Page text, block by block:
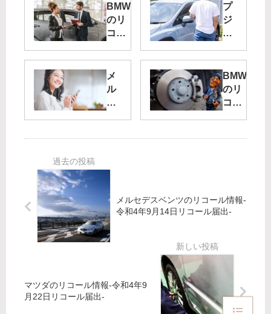
BMW
のリ
コー
報-令
和3
年1
ル届
プ
ジ
ョ
の
リ
コ
ー
ル
報-
2
月
ル
メ
ル
セ
ベ
ツ
リ
コ
ー
ル
和
BMW
のリ
コー
和4
コー
ル届
メルセデスベンツのリコール情報-
令和4年9月14日リコール届出-
マツダのリコール情報-令和4年9
月22日リコール届出-